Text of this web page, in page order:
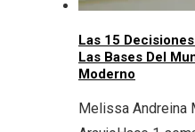
Las 15
Las Bases Del
Moderno
Melissa Andreina